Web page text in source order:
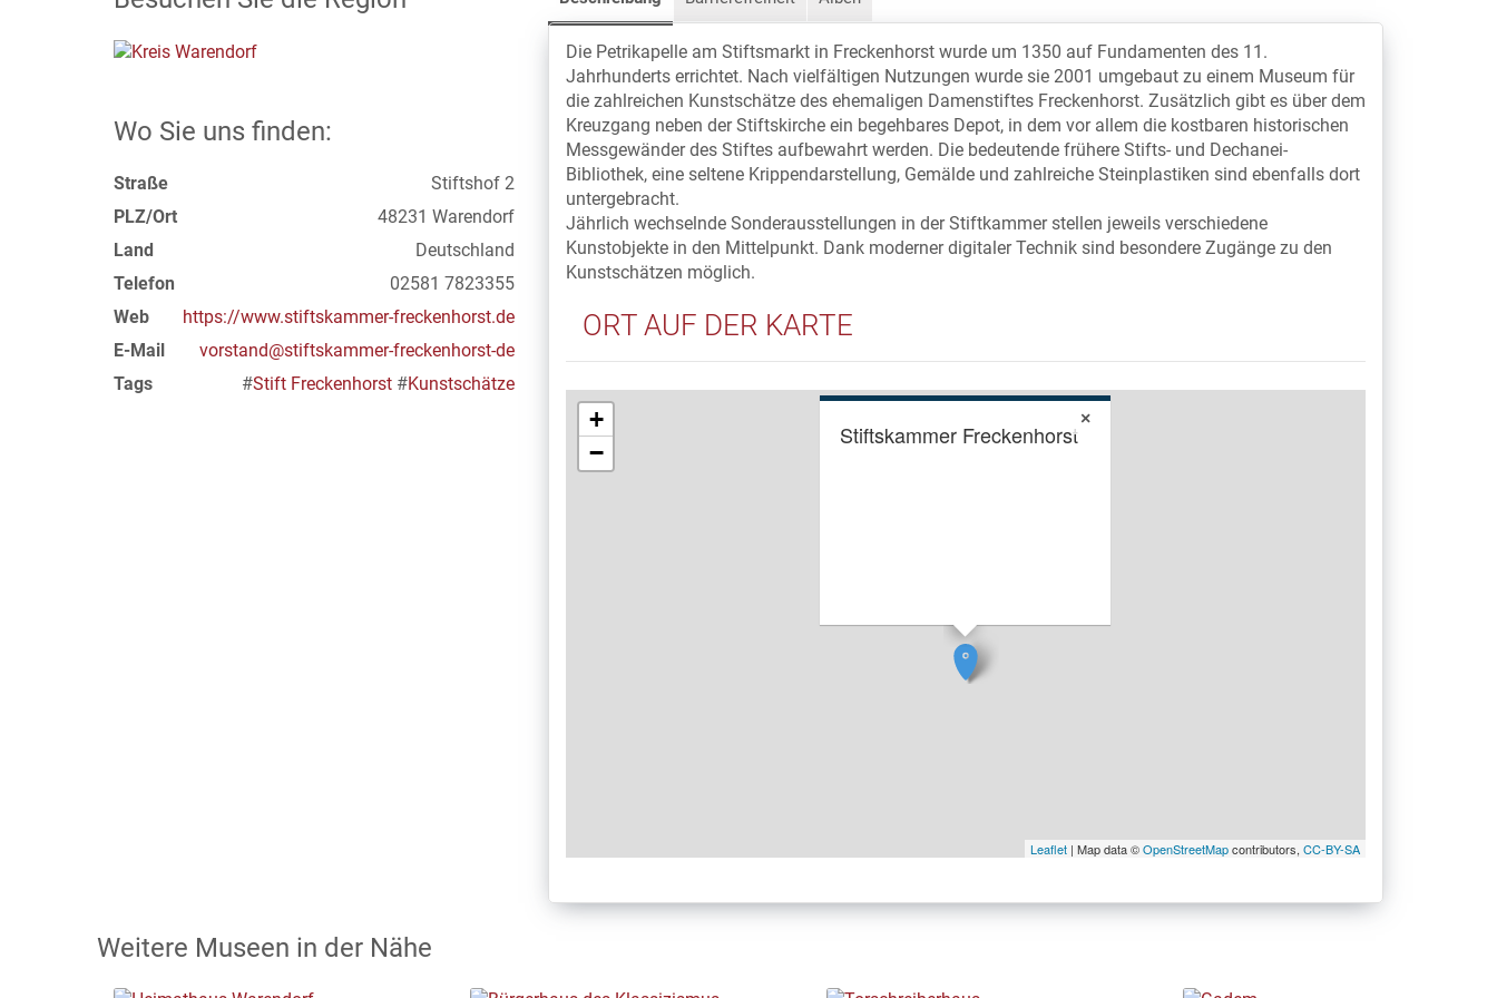
Wo Sie uns finden:
Straße
Stiftshof 2
PLZ/Ort
48231 Warendorf
Land
Deutschland
Telefon
02581 7823355
Web
https://www.stiftskammer-freckenhorst.de
E-Mail
vorstand@stiftskammer-freckenhorst-de
Tags
#Stift Freckenhorst #Kunstschätze
Die Petrikapelle am Stiftsmarkt in Freckenhorst wurde um 1350 auf Fundamenten des 11.
Jahrhunderts errichtet. Nach vielfältigen Nutzungen wurde sie 2001 umgebaut zu einem Museum für
die zahlreichen Kunstschätze des ehemaligen Damenstiftes Freckenhorst. Zusätzlich gibt es über dem
Kreuzgang neben der Stiftskirche ein begehbares Depot, in dem vor allem die kostbaren historischen
Messgewänder des Stiftes aufbewahrt werden. Die bedeutende frühere Stifts- und Dechanei-
Bibliothek, eine seltene Krippendarstellung, Gemälde und zahlreiche Steinplastiken sind ebenfalls dort
untergebracht.
Jährlich wechselnde Sonderausstellungen in der Stiftkammer stellen jeweils verschiedene
Kunstobjekte in den Mittelpunkt. Dank moderner digitaler Technik sind besondere Zugänge zu den
Kunstschätzen möglich.
ORT AUF DER KARTE
Stiftskammer Freckenhorst
×
+
−
Leaflet | Map data ©OpenStreetMapcontributors, CC-BY-SA
Weitere Museen in der Nähe